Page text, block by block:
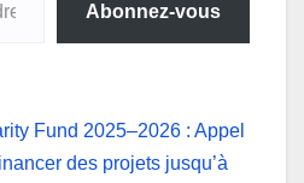
Abonnez-vous
Fund 2025–2026 : Appel
des projets jusqu’à